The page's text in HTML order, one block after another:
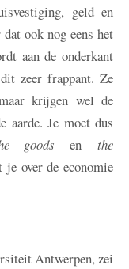
geld en
dat ook nog eens het
aan de onderkant
zeer frappant. Ze
krijgen wel de
aarde. Je moet dus
goodsen the
je over de economie
Antwerpen, zei